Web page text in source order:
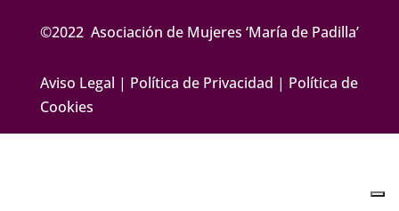
©2022 Asociación de Mujeres ‘María de Padilla’
Aviso Legal | Política de Privacidad | Política de
Cookies